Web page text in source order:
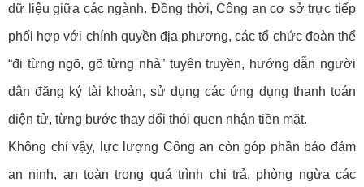
dữ liệu giữa các ngành. Đồng thời, Công an cơ sở trực tiếp
phối hợp với chính quyền địa phương, các tổ chức đoàn thể
“đi từng ngõ, gõ từng nhà” tuyên truyền, hướng dẫn người
dân đăng ký tài khoản, sử dụng các ứng dụng thanh toán
điện tử, từng bước thay đổi thói quen nhận tiền mặt.
Không chỉ vậy, lực lượng Công an còn góp phần bảo đảm
an ninh, an toàn trong quá trình chi trả, phòng ngừa các